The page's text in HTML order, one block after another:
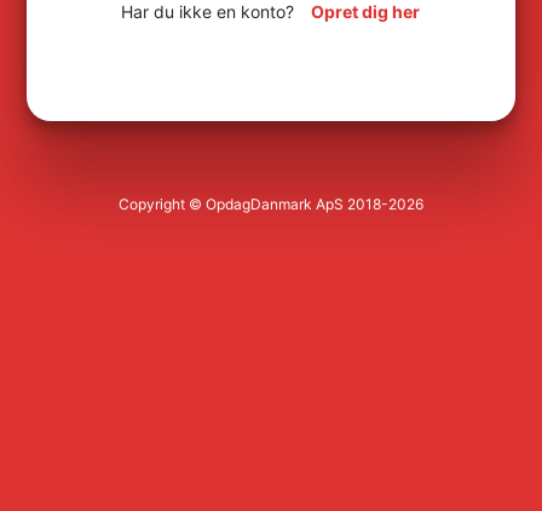
Har du ikke en konto? Opret dig her
Copyright © OpdagDanmark ApS 2018-2026